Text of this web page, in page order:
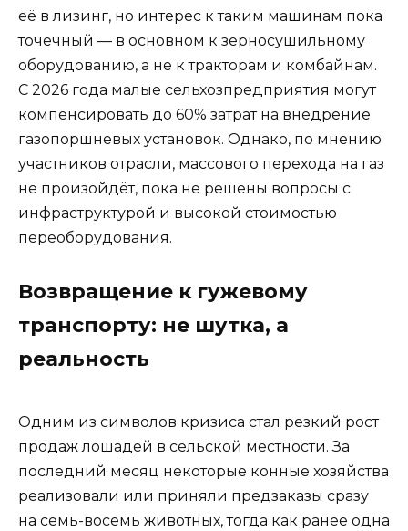
её в лизинг, но интерес к таким машинам пока
точечный — в основном к зерносушильному
оборудованию, а не к тракторам и комбайнам.
С 2026 года малые сельхозпредприятия могут
компенсировать до 60% затрат на внедрение
газопоршневых установок. Однако, по мнению
участников отрасли, массового перехода на газ
не произойдёт, пока не решены вопросы с
инфраструктурой и высокой стоимостью
переоборудования.
Возвращение к гужевому
транспорту: не шутка, а
реальность
Одним из символов кризиса стал резкий рост
продаж лошадей в сельской местности. За
последний месяц некоторые конные хозяйства
реализовали или приняли предзаказы сразу
на семь-восемь животных, тогда как ранее одна